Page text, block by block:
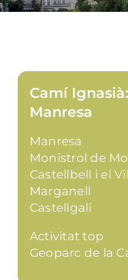
Camí
Manresa
Manresa
Monistrol de
Castellbell i el
Marganell
Castellgalí
Activitat top
Geoparc de la